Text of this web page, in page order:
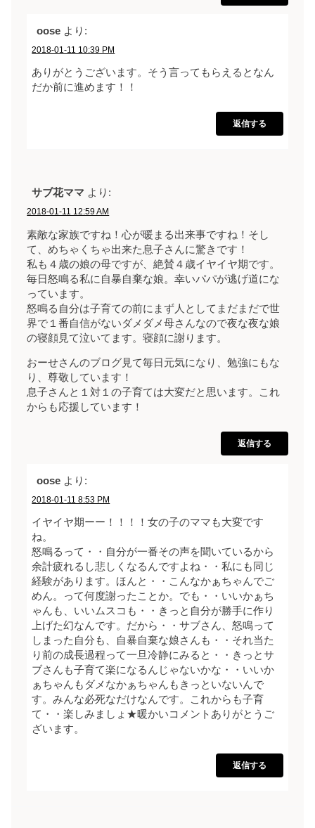
oose より:
2018-01-11 10:39 PM
ありがとうございます。そう言ってもらえるとなん
だか前に進めます！！
返信する
サブ花ママ より:
2018-01-11 12:59 AM
素敵な家族ですね！心が暖まる出来事ですね！そし
て、めちゃくちゃ出来た息子さんに驚きです！
私も４歳の娘の母ですが、絶賛４歳イヤイヤ期です。
毎日怒鳴る私に自暴自棄な娘。幸いパパが逃げ道にな
っています。
怒鳴る自分は子育ての前にまず人としてまだまだで世
界で１番自信がないダメダメ母さんなので夜な夜な娘
の寝顔見て泣いてます。寝顔に謝ります。
おーせさんのブログ見て毎日元気になり、勉強にもな
り、尊敬しています！
息子さんと１対１の子育ては大変だと思います。これ
からも応援しています！
返信する
oose より:
2018-01-11 8:53 PM
イヤイヤ期ーー！！！！女の子のママも大変です
ね。
怒鳴るって・・自分が一番その声を聞いているから
余計疲れるし悲しくなるんですよね・・私にも同じ
経験があります。ほんと・・こんなかぁちゃんでご
めん。って何度謝ったことか。でも・・いいかぁち
ゃんも、いいムスコも・・きっと自分が勝手に作り
上げた幻なんです。だから・・サブさん、怒鳴って
しまった自分も、自暴自棄な娘さんも・・それ当た
り前の成長過程って一旦冷静にみると・・きっとサ
ブさんも子育て楽になるんじゃないかな・・いいか
ぁちゃんもダメなかぁちゃんもきっといないんで
す。みんな必死なだけなんです。これからも子育
て・・楽しみましょ★暖かいコメントありがとうご
ざいます。
返信する